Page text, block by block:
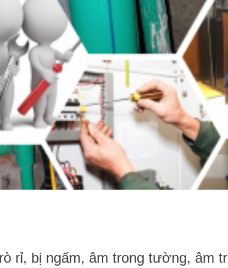
rỉ, bị ngấm, âm trong tường, âm